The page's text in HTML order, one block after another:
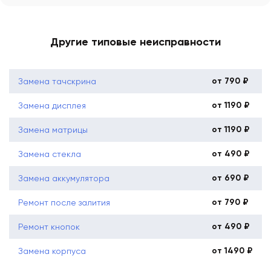
Другие типовые неисправности
Замена тачскрина от 790 ₽
Замена дисплея от 1190 ₽
Замена матрицы от 1190 ₽
Замена стекла от 490 ₽
Замена аккумулятора от 690 ₽
Ремонт после залития от 790 ₽
Ремонт кнопок от 490 ₽
Замена корпуса от 1490 ₽